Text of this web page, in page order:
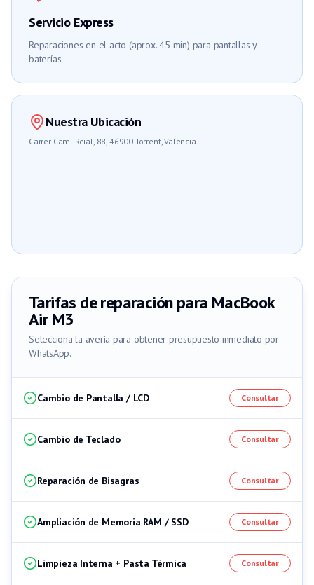
Servicio Express
Reparaciones en el acto (aprox. 45 min) para pantallas y
baterías.
Nuestra Ubicación
Carrer Camí Reial, 88, 46900 Torrent, Valencia
Tarifas de reparación para MacBook
Air M3
Selecciona la avería para obtener presupuesto inmediato por
WhatsApp.
Cambio de Pantalla / LCD Consultar
Cambio de Teclado Consultar
Reparación de Bisagras Consultar
Ampliación de Memoria RAM / SSD Consultar
Limpieza Interna + Pasta Térmica Consultar